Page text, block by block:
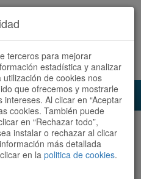
Español | Català
Ordenar por:Más recientes
terceros para mejorar
estadística y analizar
de cookies nos
que ofrecemos y mostrarle
Al clicar en “Aceptar
cookies. También puede
en “Rechazar todo”,
instalar o rechazar al clicar
más detallada
en la politica de cookies.